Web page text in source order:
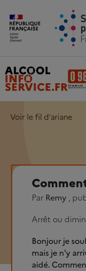
Aller au contenu
Voir le fil d'ariane
Par Remy ,
Arrêt ou
Bonjour je
mais je n'y
aidé.